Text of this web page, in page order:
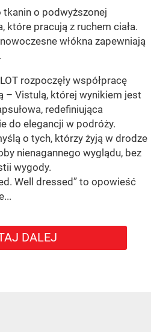
o podwyższonej
które pracują z ruchem ciała.
włókna zapewniają
rozpoczęły współpracę
– Vistulą, której wynikiem jest
redefiniująca
do elegancji w podróży.
o tych, którzy żyją w drodze
nienagannego wyglądu, bez
wygody.
Well dressed” to opowieść
DALEJ